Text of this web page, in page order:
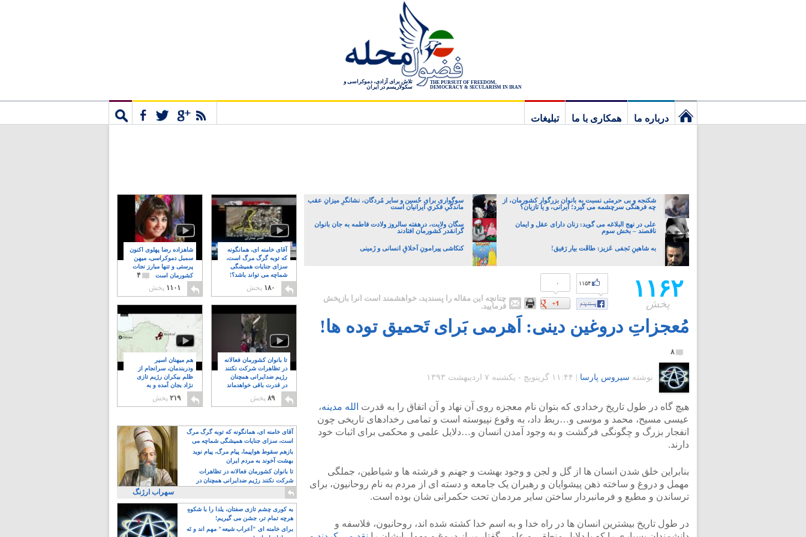
THE PURSUIT OF FREEDOM,
DEMOCRACY & SECULARISM IN IRAN
تلاش برای آزادی، دموکراسی و
سکولاریسم در ایران
درباره ما همکاری با ما
تبلیغات
شکنجه و بی حرمتی نسبت به بانوان بزرگوار کشورمان، از
چه فرهنگی سرچشمه می گیرد؛ ایرانی، و یا تازیان؟
سوگواری برایِ حُسین و سایر مُردگان، نشانگرِ میزانِ عقب
ماندگیِ فکریِ ایرانیان است
علی در نهج البلاغه می گوید: زنان دارای عقل و ایمان
ناقصند – بخش سوم
سگان ولایت، درهفته سالروز ولادت فاطمه به جان بانوان
گرانقدر کشورمان افتادند
به شاهینِ نَجفی عَزیز: طاقَت بیار رَفیق! کنکاشی پیرامونِ اَخلاقِ انسانی و زَمینی
۱۱۶۲
پخش
۰ ۱۱۵۴
چنانچه این مقاله را پسندید، خواهشمند است آنرا بازپخش
فرمایید.
مُعجزاتِ دروغین دینی: اَهرمی بَرای تَحمیق توده ها!
۸
نوشته سیروس پارسا ۱۱:۴۴ گرينويچ - یکشنبه ۷ اردیبهشت ۱۳۹۳
هیچ گاه در طول تاریخ رخدادی که بتوان نام معجزه روی آن نهاد و آن اتفاق را به قدرت الله مدینه،
عیسی مسیح، محمد و موسی و…ربط داد، به وقوع نپیوسته است و تمامی رخدادهای تاریخی چون
انفجار بزرگ و چگونگی فرگشت و به وجود آمدن انسان و…دلایل علمی و محکمی برای اثبات خود
دارند.
بنابراین خلق شدن انسان ها از گل و لجن و وجود بهشت و جهنم و فرشته ها و شیاطین، جملگی
مهمل و دروغ و ساخته ذهن پیشوایان و رهبران یک جامعه و دسته ای از مردم به نام روحانیون، برای
ترساندن و مطیع و فرمانبردار ساختن سایر مردمان تحت حکمرانی شان بوده است.
در طول تاریخ بیشترین انسان ها در راه خدا و به اسم خدا کشته شده اند، روحانیون، فلاسفه و
شاهزاده رضا پهلوی اکنون
سمبل دموکراسی، میهن
پرستی و تنها مبارز نجات
کشورمان است
۴
۱۱۰۱ پخش
آقای خامنه ای، همانگونه
که توبه گرگ مرگ است،
سزای جنایات همیشگی
شماچه می تواند باشد؟!
۸
۱۸۰ پخش
هم میهنان اسیر
ودربندمان، سرانجام از
ظلم بیکران رژیم تازی
نژاد بجان آمده و به
۲۱۹ پخش
تا بانوان کشورمان فعالانه
در تظاهرات شرکت نکنند
رژیم ضدایرانی همچنان
در قدرت باقی خواهدماند
۸
۸۹ پخش
آقای خامنه ای، همانگونه که توبه گرگ مرگ
است، سزای جنایات همیشگی شماچه می
تواند باشد؟!
بازهم سقوط هواپیما، پیام مرگ، پیام نوید
بهشت آخوند به مردم ایران
تا بانوان کشورمان فعالانه در تظاهرات
شرکت نکنند رژیم ضدایرانی همچنان در
قدرت باقی خواهدماند
سهراب ارژنگ
به کوری چشم تازی صفتان، یلدا را با شکوهِ
هرچه تمام تر، جشن می گیریم!
برای خامنه ای "اَعراب شیعه" مهم اند و نَه